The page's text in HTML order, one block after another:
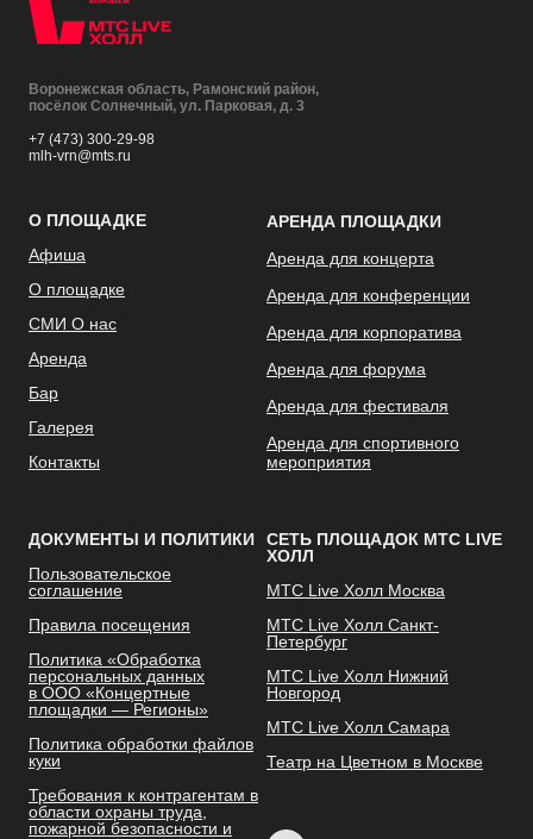
Воронежская область, Рамонский район,
посёлок Солнечный, ул. Парковая, д. 3
+7 (473) 300-29-98
mlh-vrn@mts.ru
О ПЛОЩАДКЕ
Афиша
О площадке
СМИ О нас
Аренда
Бар
Галерея
Контакты
АРЕНДА ПЛОЩАДКИ
Аренда для концерта
Аренда для конференции
Аренда для корпоратива
Аренда для форума
Аренда для фестиваля
Аренда для спортивного
мероприятия
ДОКУМЕНТЫ И ПОЛИТИКИ
Пользовательское
соглашение
Правила посещения
Политика «Обработка
персональных данных
в ООО «Концертные
площадки — Регионы»
Политика обработки файлов
куки
Требования к контрагентам в
области охраны труда,
пожарной безопасности и
СЕТЬ ПЛОЩАДОК МТС LIVE
ХОЛЛ
МТС Live Холл Москва
МТС Live Холл Санкт-
Петербург
МТС Live Холл Нижний
Новгород
МТС Live Холл Самара
Театр на Цветном в Москве